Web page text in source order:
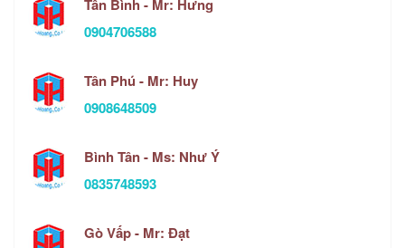
Tân Bình - Mr: Hưng
0904706588
Tân Phú - Mr: Huy
0908648509
Bình Tân - Ms: Như Ý
0835748593
Gò Vấp - Mr: Đạt